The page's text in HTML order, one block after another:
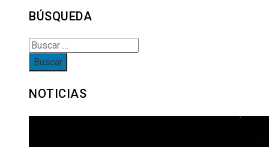
BÚSQUEDA
Buscar:
NOTICIAS